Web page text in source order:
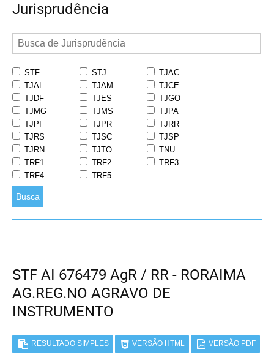
Jurisprudência
STF STJ
TJAC
TJAL
TJAM
TJCE
TJDF
TJES
TJGO
TJMG
TJMS
TJPA
TJPI
TJPR
TJRR
TJRS
TJSC
TJSP
TJRN
TJTO
TNU
TRF1
TRF2
TRF3
TRF4
TRF5
Busca
STF AI 676479 AgR / RR - RORAIMA
AG.REG.NO AGRAVO DE
INSTRUMENTO
RESULTADO SIMPLES VERSÃO HTML VERSÃO PDF